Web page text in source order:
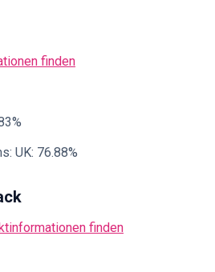
finden
UK: 76.88%
finden